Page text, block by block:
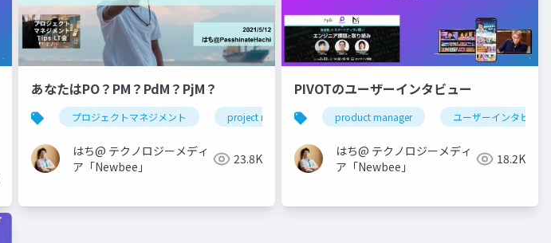
あなたはPO？PM？PdM？PjM？
プロジェクトマネジメント project management プロダクトマネジメント product
はち@ テクノロジーメディ
ア「Newbee」
23.8K
PIVOTのユーザーインタビュー
product manager ユーザーインタビュー
はち@ テクノロジーメディ
ア「Newbee」
18.2K